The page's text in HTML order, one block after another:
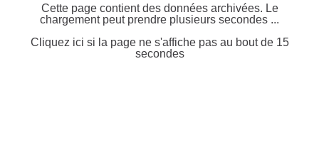
Cette page contient des données archivées. Le
chargement peut prendre plusieurs secondes ...
Cliquez ici si la page ne s'affiche pas au bout de 15
secondes